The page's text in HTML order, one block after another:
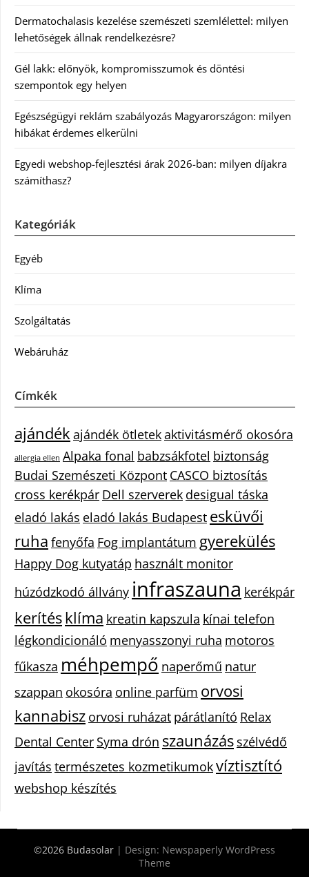
Dermatochalasis kezelése szemészeti szemlélettel: milyen
lehetőségek állnak rendelkezésre?
Gél lakk: előnyök, kompromisszumok és döntési
szempontok egy helyen
Egészségügyi reklám szabályozás Magyarországon: milyen
hibákat érdemes elkerülni
Egyedi webshop-fejlesztési árak 2026-ban: milyen díjakra
számíthasz?
Kategóriák
Egyéb
Klíma
Szolgáltatás
Webáruház
Címkék
ajándékajándék ötletekaktivitásmérő okosóra
allergia ellen Alpaka fonal babzsákfotel biztonság
Budai Szemészeti Központ CASCO biztosítás
cross kerékpár Dell szerverek desigual táska
eladó lakás eladó lakás Budapest esküvői
ruha fenyőfa Fog implantátum gyerekülés
Happy Dog kutyatáp használt monitor
húzódzkodó állvány infraszauna kerékpár
kerítésklíma kreatin kapszula kínai telefon
légkondicionáló menyasszonyi ruha motoros
fűkasza méhpempő naperőmű natur
szappan okosóra online parfüm orvosi
kannabisz orvosi ruházat párátlanító Relax
Dental Center Syma drón szaunázás szélvédő
javítás természetes kozmetikumokvíztisztító
webshop készítés
©2026 Budasolar | Design: Newspaperly WordPress
Theme